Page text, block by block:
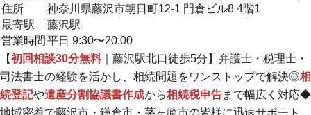
住所
神奈川県藤沢市朝日町12-1 門倉ビル8 4階1
最寄駅
藤沢駅
営業時間 平日 9:30〜20:00
【初回相談30分無料｜藤沢駅北口徒歩5分】弁護士・税理士・
司法書士の経験を活かし、相続問題をワンストップで解決◎相
続登記や遺産分割協議書作成から相続税申告まで幅広く対応◆
地域密着で藤沢市・鎌倉市・茅ヶ崎市の皆様に迅速サポート